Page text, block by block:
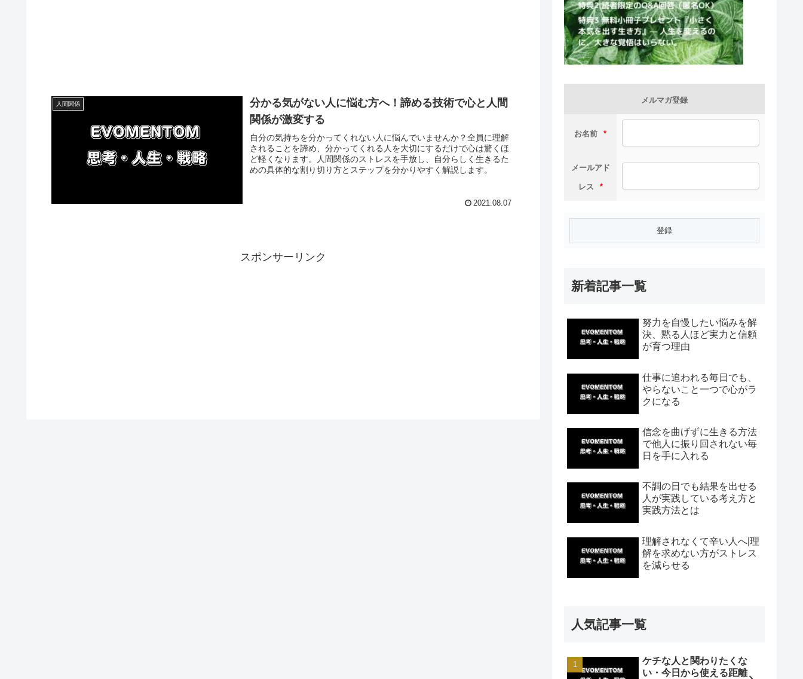
人間関係
分かる気がない人に悩む方へ！諦める技術で心と人間
関係が激変する
自分の気持ちを分かってくれない人に悩んでいませんか？全員に理解
されることを諦め、分かってくれる人を大切にするだけで心は驚くほ
ど軽くなります。人間関係のストレスを手放し、自分らしく生きるた
めの具体的な割り切り方とステップを分かりやすく解説します。
2021.08.07
スポンサーリンク
メルマガ登録
お名前 *
メールアド
レス *
新着記事一覧
努力を自慢したい悩みを解
決、黙る人ほど実力と信頼
が育つ理由
仕事に追われる毎日でも、
やらないこと一つで心がラ
クになる
信念を曲げずに生きる方法
で他人に振り回されない毎
日を手に入れる
不調の日でも結果を出せる
人が実践している考え方と
実践方法とは
理解されなくて辛い人へ|理
解を求めない方がストレス
を減らせる
人気記事一覧
ケチな人と関わりたくな
い・今日から使える距離